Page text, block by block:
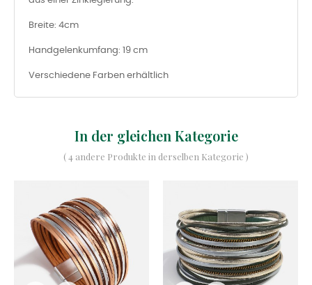
Breite: 4cm
Handgelenkumfang: 19 cm
Verschiedene Farben erhältlich
In der gleichen Kategorie
( 4 andere Produkte in derselben Kategorie )